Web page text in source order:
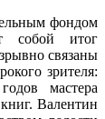
фондом
собой итог
связаны
зрителя:
мастера
Валентин